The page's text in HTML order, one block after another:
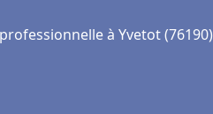
à Yvetot (76190)